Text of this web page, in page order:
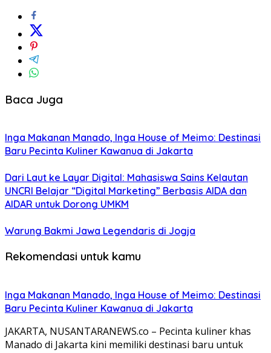
Baca Juga
Inga Makanan Manado, Inga House of Meimo: Destinasi
Baru Pecinta Kuliner Kawanua di Jakarta
Dari Laut ke Layar Digital: Mahasiswa Sains Kelautan
UNCRI Belajar “Digital Marketing” Berbasis AIDA dan
AIDAR untuk Dorong UMKM
Warung Bakmi Jawa Legendaris di Jogja
Rekomendasi untuk kamu
Inga Makanan Manado, Inga House of Meimo: Destinasi
Baru Pecinta Kuliner Kawanua di Jakarta
JAKARTA, NUSANTARANEWS.co – Pecinta kuliner khas
Manado di Jakarta kini memiliki destinasi baru untuk